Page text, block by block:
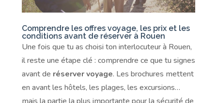
Comprendre les offres voyage, les prix et les
conditions avant de réserver à Rouen
Une fois que tu as choisi ton interlocuteur à Rouen,
il reste une étape clé : comprendre ce que tu signes
avant de réserver voyage. Les brochures mettent
en avant les hôtels, les plages, les excursions…